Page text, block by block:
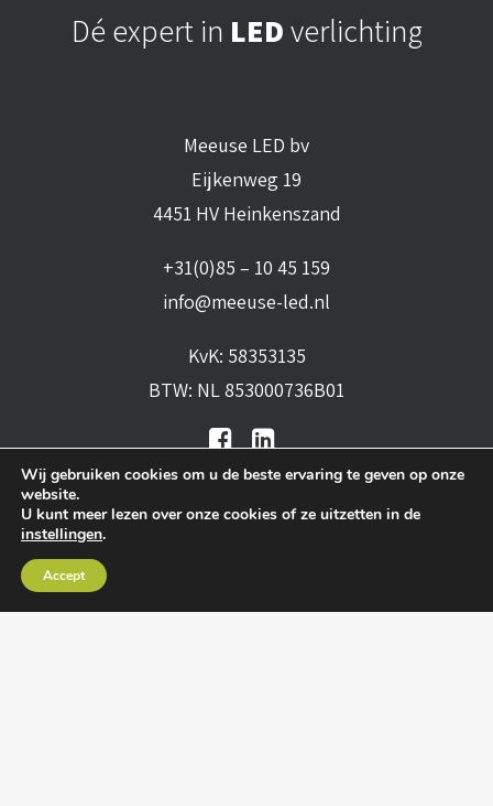
Dé expert in LEDverlichting
Meeuse LED bv
Eijkenweg 19
4451 HV Heinkenszand
+31(0)85 – 10 45 159
info@meeuse-led.nl
KvK: 58353135
BTW: NL 853000736B01
leveringsvoorwaarden
Wij gebruiken cookies om u de beste ervaring te geven op onze
website.
U kunt meer lezen over onze cookies of ze uitzetten in de
instellingen.
Accept